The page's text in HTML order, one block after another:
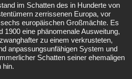
im Schatten des in Hunderte von
zerrissenen Europa, vor
europäischen Großmächte. Es
1900 eine phänomenale Ausweitung,
zu einem verkrusteten,
anpassungsunfähigen System und
Schatten seiner ehemaligen
hin.